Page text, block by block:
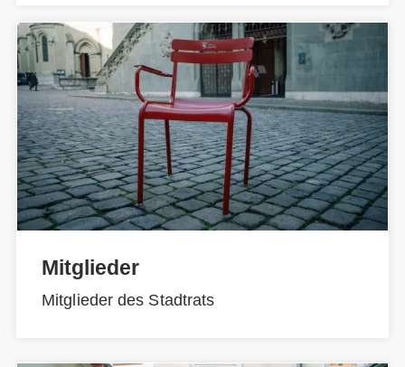
Mitglieder
Mitglieder des Stadtrats